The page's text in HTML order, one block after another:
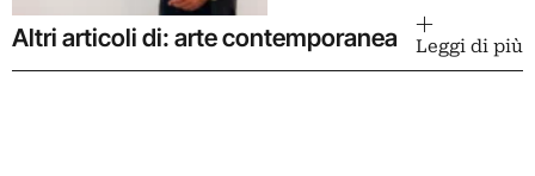
Altri articoli di: arte contemporanea Leggi di più